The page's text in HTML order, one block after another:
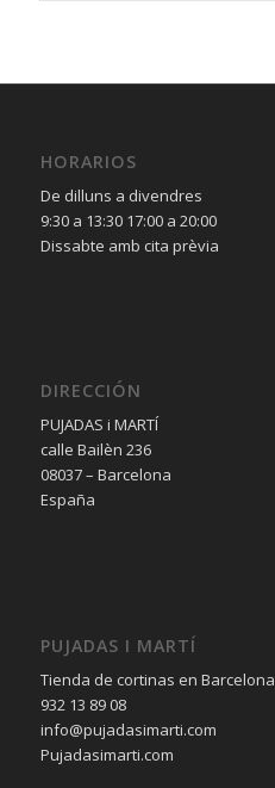
HORARIOS
De dilluns a divendres
9:30 a 13:30 17:00 a 20:00
Dissabte amb cita prèvia
DIRECCIÓN
PUJADAS i MARTÍ
calle Bailèn 236
08037 – Barcelona
España
PUJADAS I MARTÍ
Tienda de cortinas en Barcelona
932 13 89 08
info@pujadasimarti.com
Pujadasimarti.com